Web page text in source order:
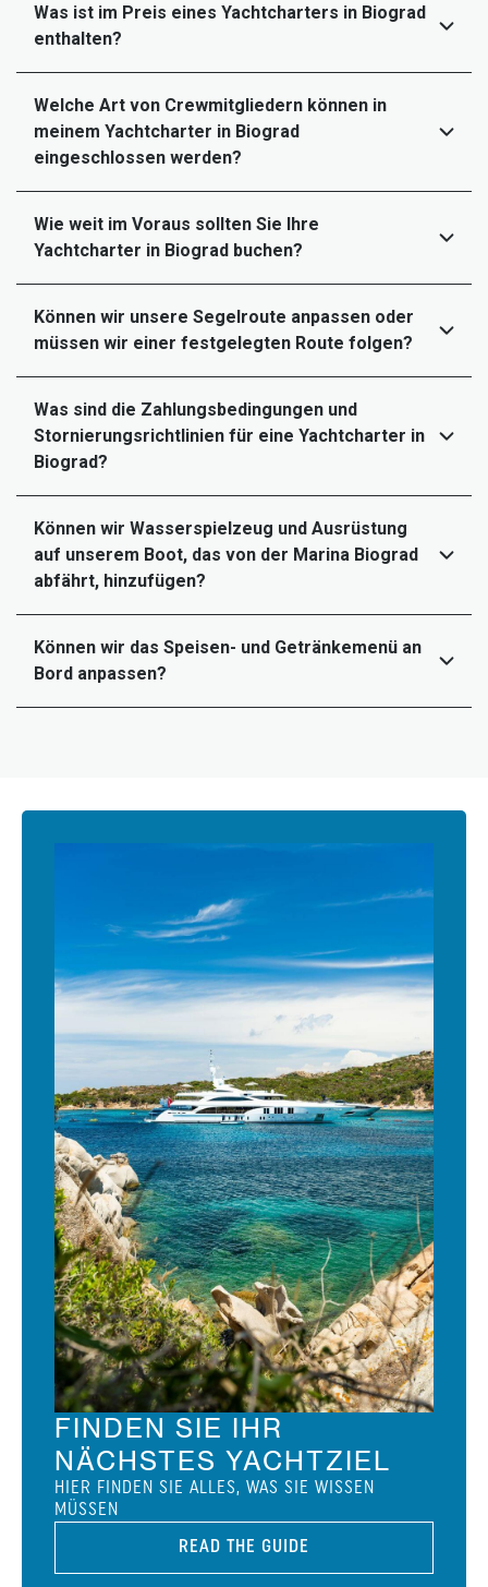
Was ist im Preis eines Yachtcharters in Biograd
enthalten?
Welche Art von Crewmitgliedern können in
meinem Yachtcharter in Biograd
eingeschlossen werden?
Wie weit im Voraus sollten Sie Ihre
Yachtcharter in Biograd buchen?
Können wir unsere Segelroute anpassen oder
müssen wir einer festgelegten Route folgen?
Was sind die Zahlungsbedingungen und
Stornierungsrichtlinien für eine Yachtcharter in
Biograd?
Können wir Wasserspielzeug und Ausrüstung
auf unserem Boot, das von der Marina Biograd
abfährt, hinzufügen?
Können wir das Speisen- und Getränkemenü an
Bord anpassen?
FINDEN SIE IHR
NÄCHSTES YACHTZIEL
HIER FINDEN SIE ALLES, WAS SIE WISSEN
MÜSSEN
READ THE GUIDE